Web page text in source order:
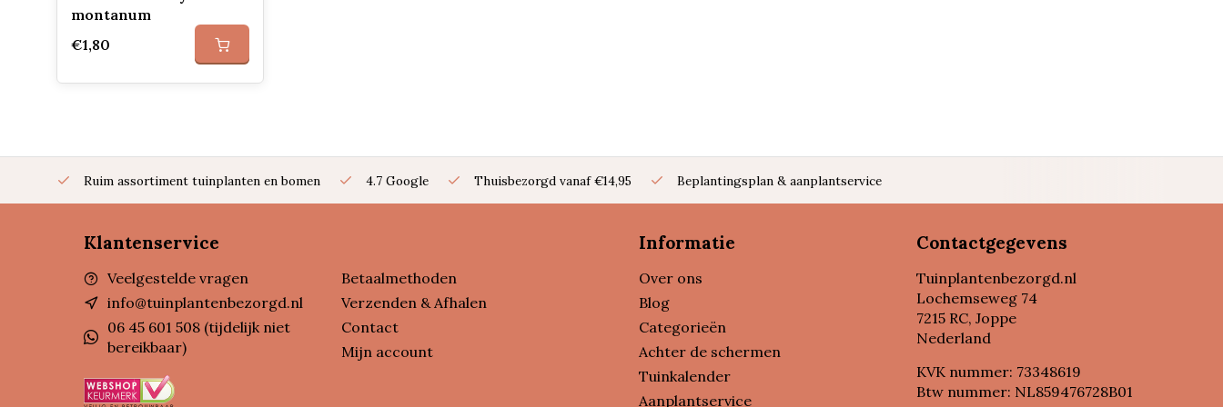
montanum
€1,80
Ruim assortiment tuinplanten en bomen 4.7 Google Thuisbezorgd vanaf €14,95 Beplantingsplan & aanplantservice
Klantenservice
Veelgestelde vragen
info@tuinplantenbezorgd.nl
06 45 601 508 (tijdelijk niet
bereikbaar)
Betaalmethoden
Verzenden & Afhalen
Contact
Mijn account
Informatie
Over ons
Blog
Categorieën
Achter de schermen
Tuinkalender
Aanplantservice
Contactgegevens
Tuinplantenbezorgd.nl
Lochemseweg 74
7215 RC, Joppe
Nederland
KVK nummer: 73348619
Btw nummer: NL859476728B01